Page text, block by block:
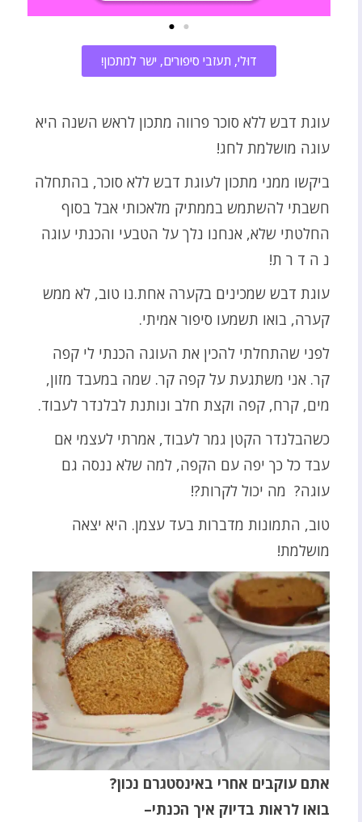
דוּלי, תעזבי סיפורים, ישר למתכון!
עוגת דבש ללא סוכר פרווה מתכון לראש השנה היא
עוגה מושלמת לחג!
ביקשו ממני מתכון לעוגת דבש ללא סוכר, בהתחלה
חשבתי להשתמש בממתיק מלאכותי אבל בסוף
החלטתי שלא, אנחנו נלך על הטבעי והכנתי עוגה
נ ה ד ר ת!
עוגת דבש שמכינים בקערה אחת.נו טוב, לא ממש
קערה, בואו תשמעו סיפור אמיתי.
לפני שהתחלתי להכין את העוגה הכנתי לי קפה
קר. אני משתגעת על קפה קר. שמה במעבד מזון,
מים, קרח, קפה וקצת חלב ונותנת לבלנדר לעבוד.
כשהבלנדר הקטן גמר לעבוד, אמרתי לעצמי אם
עבד כל כך יפה עם הקפה, למה שלא ננסה גם
עוגה? מה יכול לקרות?!
טוב, התמונות מדברות בעד עצמן. היא יצאה
מושלמת!
אתם עוקבים אחרי באינסטגרם נכון?
בואו לראות בדיוק איך הכנתי–